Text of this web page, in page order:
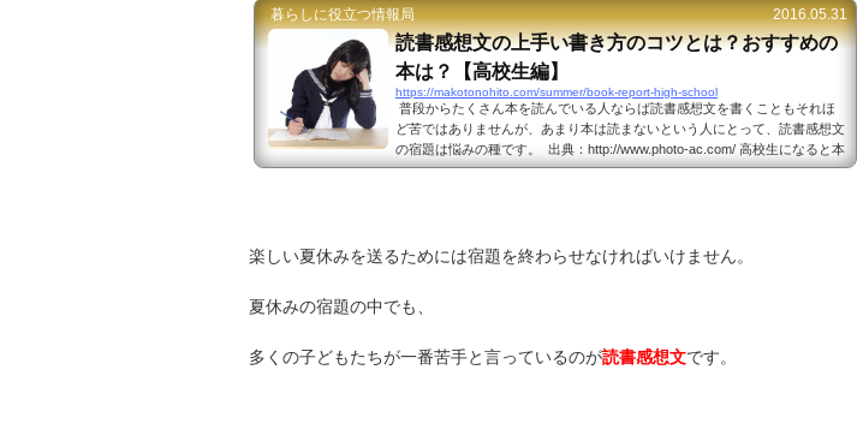
っては考えられないほど枚数も多いです。 中学生が読書感想文を書くと...
暮らしに役立つ情報局 2016.05.31
読書感想文の上手い書き方のコツとは？おすすめの
本は？【高校生編】
https://makotonohito.com/summer/book-report-high-school
普段からたくさん本を読んでいる人ならば読書感想文を書くこともそれほ
ど苦ではありませんが、あまり本は読まないという人にとって、読書感想文
の宿題は悩みの種です。 出典：http://www.photo-ac.com/ 高校生になると本
離れが進んでいて普段はほとんど本を読まない人も多いですから、読書感想
楽しい夏休みを送るためには宿題を終わらせなければいけません。
夏休みの宿題の中でも、
多くの子どもたちが一番苦手と言っているのが読書感想文です。